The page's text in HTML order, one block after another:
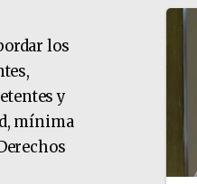
los
y
mínima